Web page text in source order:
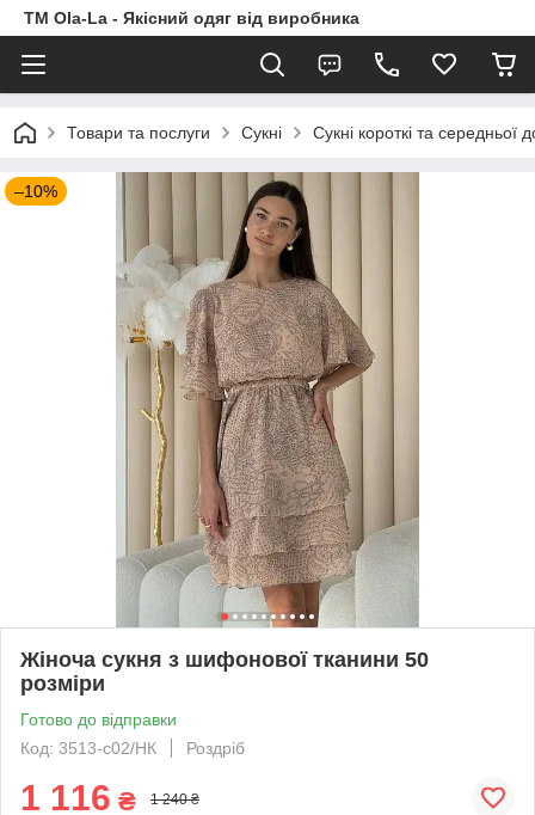
TM Ola-La - Якісний одяг від виробника
Товари та послуги Сукні Сукні короткі та середньої
–10%
Жіноча сукня з шифонової тканини 50
розміри
Готово до відправки
Код: 3513-с02/НК
Роздріб
1 116 ₴ 1 240 ₴